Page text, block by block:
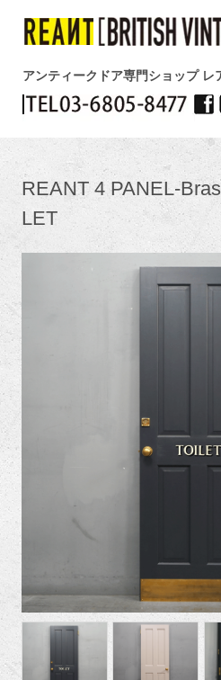
アンティークドア専門ショップ レ
REANT 4 PANEL-
LET